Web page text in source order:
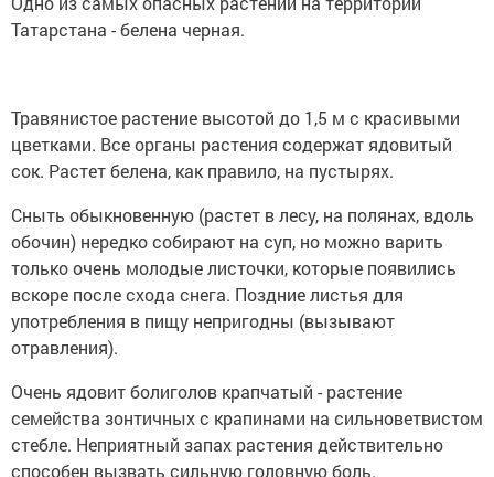
Татарстана - белена черная.
Травянистое растение высотой до 1,5 м с красивыми
цветками. Все органы растения содержат ядовитый
сок. Растет белена, как правило, на пустырях.
Сныть обыкновенную (растет в лесу, на полянах, вдоль
обочин) нередко собирают на суп, но можно варить
только очень молодые листочки, которые появились
вскоре после схода снега. Поздние листья для
употребления в пищу непригодны (вызывают
отравления).
Очень ядовит болиголов крапчатый - растение
семейства зонтичных с крапинами на сильноветвистом
стебле. Неприятный запах растения действительно
способен вызвать сильную головную боль.